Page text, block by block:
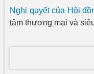
Nghị quyết của Hội
tâm thương mại và